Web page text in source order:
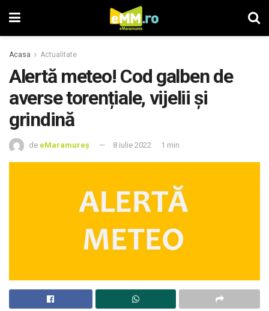
Acasa Actualitate
Alertă meteo! Cod galben de
averse torențiale, vijelii și
grindină
de eMaramureș 8 iulie 2022 1 min